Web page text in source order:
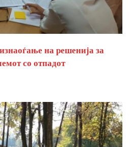
на решенија за
со отпадот